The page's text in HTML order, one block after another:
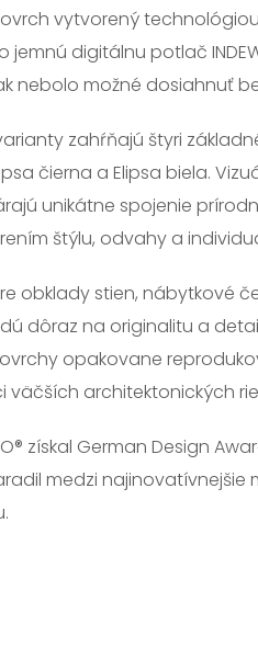
vytvorený technológiou
digitálnu potlač
nebolo možné dosiahnuť
zahŕňajú štyri
čierna a Elipsa biela.
unikátne spojenie
štýlu, odvahy a
obklady stien, nábytkové
dôraz na originalitu a
opakovane
väčších architektonických
získal German Design
medzi